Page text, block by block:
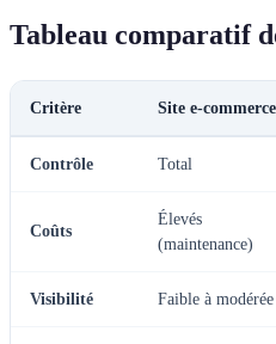
Tableau comparatif
Critère Site e-commerce
Contrôle Total
Coûts
Élevés
(maintenance)
Visibilité Faible à modérée